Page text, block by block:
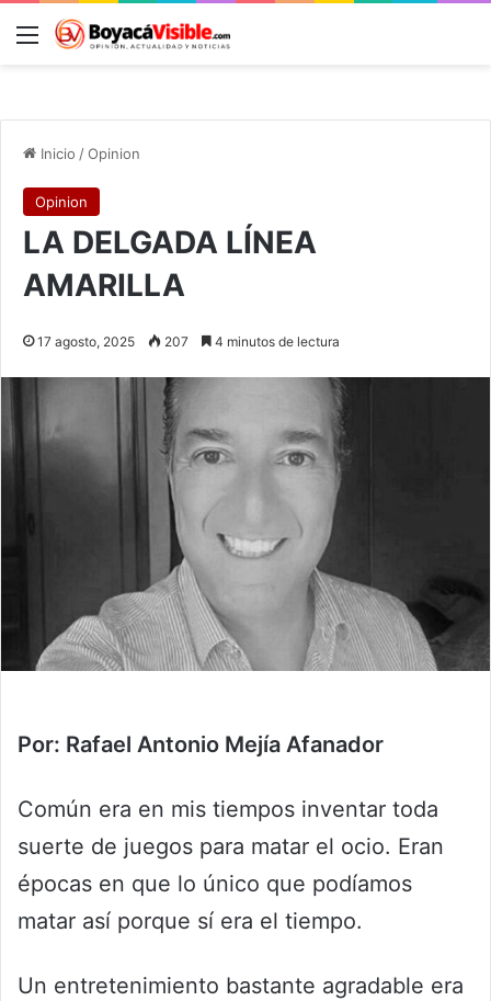
Menú
Inicio /Opinion
Opinion
LA DELGADA LÍNEA
AMARILLA
17 agosto, 2025 207 4 minutos de lectura
Por: Rafael Antonio Mejía Afanador
Común era en mis tiempos inventar toda
suerte de juegos para matar el ocio. Eran
épocas en que lo único que podíamos
matar así porque sí era el tiempo.
Un entretenimiento bastante agradable era